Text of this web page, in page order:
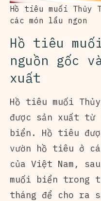
Hồ tiêu muối Thủy
các món lẩu ngon
Hồ tiêu
nguồn gốc
xuất
Hồ tiêu muối
được sản xuất từ
biển. Hồ tiêu
vườn hồ tiêu ở
của Việt Nam,
muối biển trong
tháng để cho ra